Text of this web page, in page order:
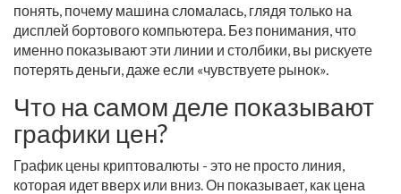
понять, почему машина сломалась, глядя только на
дисплей бортового компьютера. Без понимания, что
именно показывают эти линии и столбики, вы рискуете
потерять деньги, даже если «чувствуете рынок».
Что на самом деле показывают
графики цен?
График цены криптовалюты - это не просто линия,
которая идет вверх или вниз. Он показывает, как цена